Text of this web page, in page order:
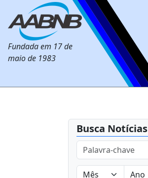
Fundada em 17 de
maio de 1983
Busca Notícias